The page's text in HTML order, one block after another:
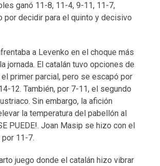
ganó 11-8, 11-4, 9-11, 11-7,
por decidir para el quinto y decisivo
a Levenko en el choque más
jornada. El catalán tuvo opciones de
el primer parcial, pero se escapó por
12. También, por 7-11, el segundo
Sin embargo, la afición
la temperatura del pabellón al
PUEDE!. Joan Masip se hizo con el
11-7.
juego donde el catalán hizo vibrar